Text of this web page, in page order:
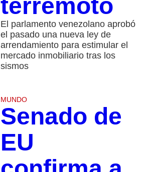
terremoto
El parlamento venezolano aprobó
el pasado una nueva ley de
arrendamiento para estimular el
mercado inmobiliario tras los
sismos
MUNDO
Senado de
EU